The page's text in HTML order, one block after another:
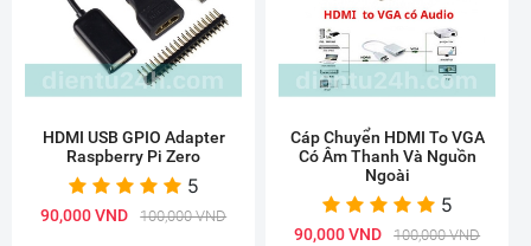
HDMI USB GPIO Adapter
Raspberry Pi Zero
5
90,000 VND 100,000 VND
Cáp Chuyển HDMI To VGA
Có Âm Thanh Và Nguồn
Ngoài
5
90,000 VND 100,000 VND